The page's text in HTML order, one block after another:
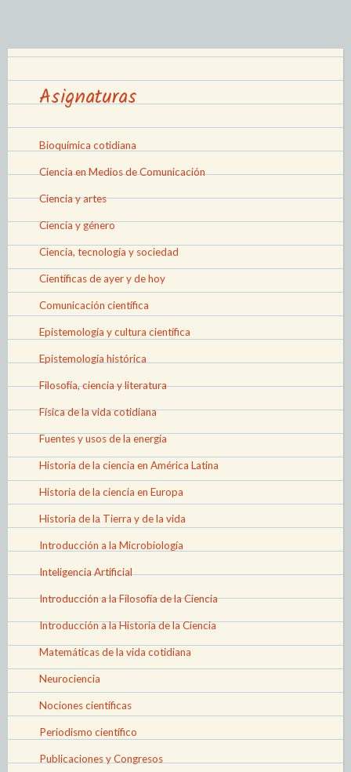
Asignaturas
Bioquímica cotidiana
Ciencia en Medios de Comunicación
Ciencia y artes
Ciencia y género
Ciencia, tecnología y sociedad
Científicas de ayer y de hoy
Comunicación científica
Epistemología y cultura científica
Epistemología histórica
Filosofía, ciencia y literatura
Física de la vida cotidiana
Fuentes y usos de la energía
Historia de la ciencia en América Latina
Historia de la ciencia en Europa
Historia de la Tierra y de la vida
Introducción a la Microbiología
Inteligencia Artificial
Introducción a la Filosofía de la Ciencia
Introducción a la Historia de la Ciencia
Matemáticas de la vida cotidiana
Neurociencia
Nociones científicas
Periodismo científico
Publicaciones y Congresos